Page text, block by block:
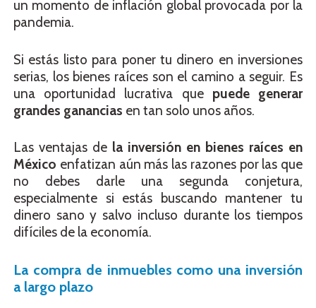
un momento de inflación global provocada por la
pandemia.
Si estás listo para poner tu dinero en inversiones
serias, los bienes raíces son el camino a seguir. Es
una oportunidad lucrativa que puede generar
grandes ganancias en tan solo unos años.
Las ventajas de la inversión en bienes raíces en
México enfatizan aún más las razones por las que
no debes darle una segunda conjetura,
especialmente si estás buscando mantener tu
dinero sano y salvo incluso durante los tiempos
difíciles de la economía.
La compra de inmuebles como una inversión
a largo plazo